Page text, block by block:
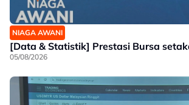
NIAGA AWANI
[Data & Statistik] Prestasi Bursa
05/08/2026